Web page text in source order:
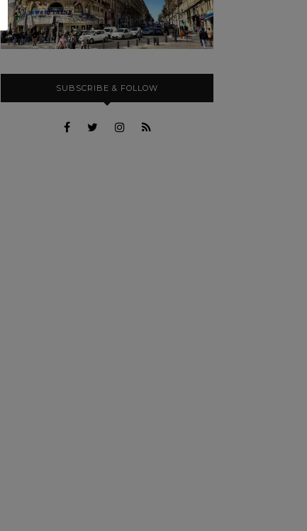
SUBSCRIBE & FOLLOW